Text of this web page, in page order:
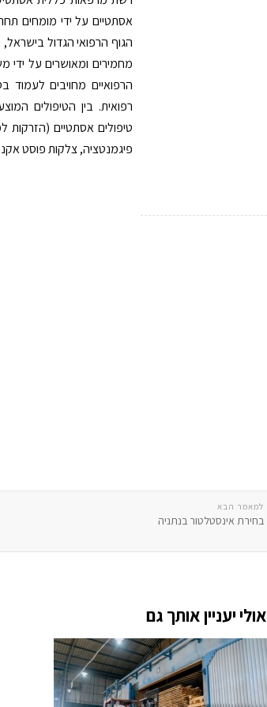
אסתטיים על ידי מומחים
הגוף הרפואי הגדול
הרפואיים מחויבים לעמוד
רפואית. בין הטיפולים
טיפולים אסתטיים (הזרקות
פיגמנטציה, צלקות פוסט
למאמר הבא
בחירת אינסטלטור בנתניה
אולי יעניין אותך גם